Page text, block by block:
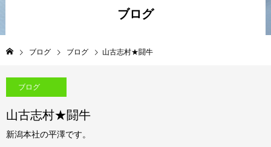
ブログ
ブログ ブログ 山古志村★闘牛
ブログ
山古志村★闘牛
新潟本社の平澤です。